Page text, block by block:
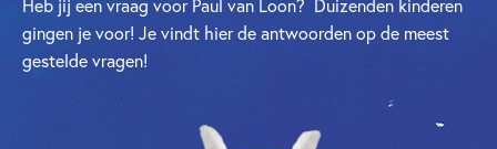
Heb jij een vraag voor Paul van Loon? Duizenden kinderen
gingen je voor! Je vindt hier de antwoorden op de meest
gestelde vragen!